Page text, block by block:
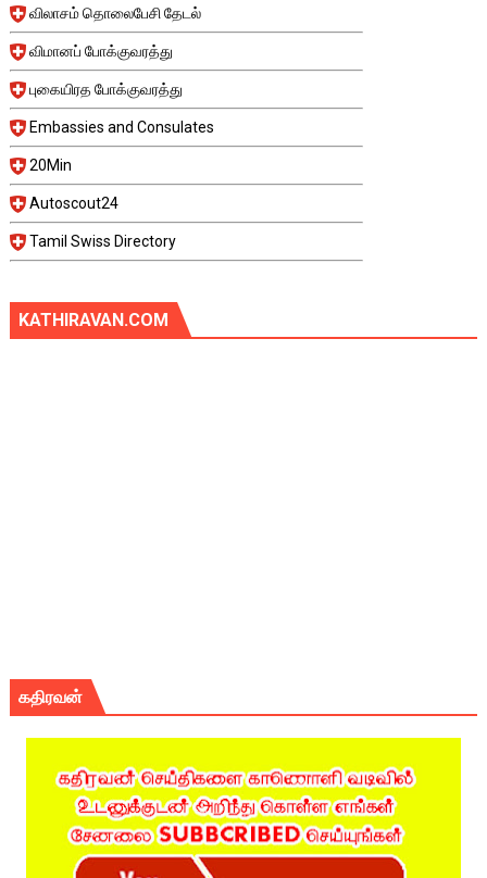
விலாசம் தொலைபேசி தேடல்
விமானப் போக்குவரத்து
புகையிரத போக்குவரத்து
Embassies and Consulates
20Min
Autoscout24
Tamil Swiss Directory
KATHIRAVAN.COM
கதிரவன்